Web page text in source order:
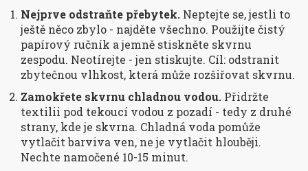
Nejprve odstraňte přebytek. Neptejte se, jestli to
ještě něco zbylo - najděte všechno. Použijte čistý
papírový ručník a jemně stiskněte skvrnu
zespodu. Neotírejte - jen stiskujte. Cíl: odstranit
zbytečnou vlhkost, která může rozšiřovat skvrnu.
Zamokřete skvrnu chladnou vodou. Přidržte
textilii pod tekoucí vodou z pozadí - tedy z druhé
strany, kde je skvrna. Chladná voda pomůže
vytlačit barviva ven, ne je vytlačit hlouběji.
Nechte namočené 10-15 minut.